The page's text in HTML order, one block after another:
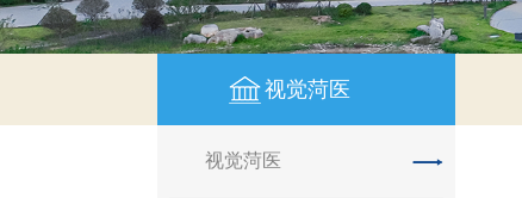
视觉菏医
视觉菏医